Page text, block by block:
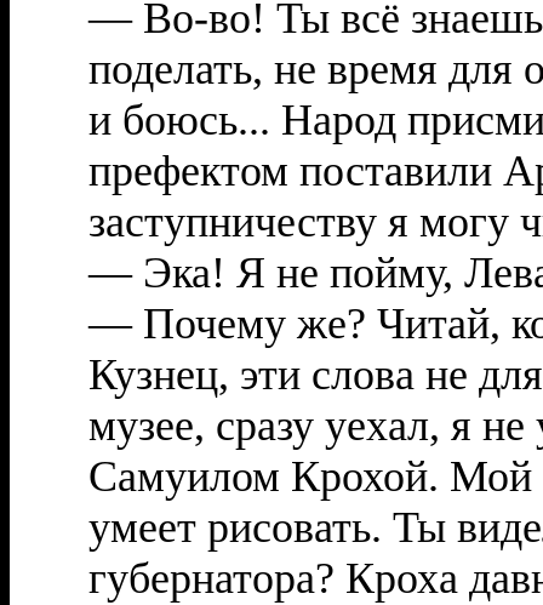
— Во-во! Ты всё
поделать, не время для
и боюсь... Народ
префектом поставили
заступничеству я могу
— Эка! Я не пойму,
— Почему же? Читай,
Кузнец, эти слова не
музее, сразу уехал, я
Самуилом Крохой. Мой
умеет рисовать. Ты
губернатора? Кроха